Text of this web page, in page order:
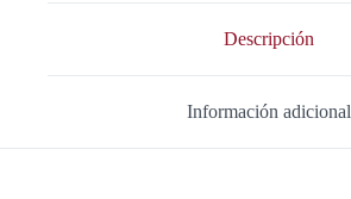
Descripción
Información adicional